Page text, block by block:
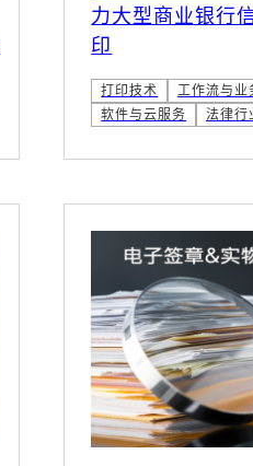
力大型商业银行
印
打印技术
工作流与业
软件与云服务
法律行